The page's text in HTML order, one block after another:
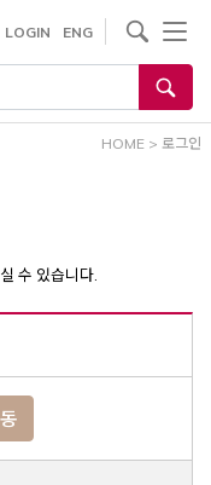
LOGIN ENG
HOME > 로그인
수 있습니다.